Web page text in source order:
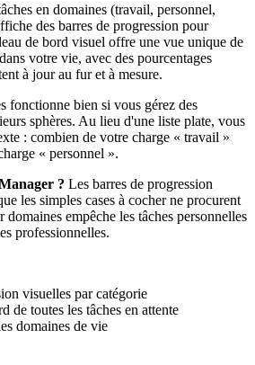
en domaines (travail, personnel,
des barres de progression pour
de bord visuel offre une vue unique de
votre vie, avec des pourcentages
à jour au fur et à mesure.
fonctionne bien si vous gérez des
sphères. Au lieu d'une liste plate, vous
: combien de votre charge « travail »
« personnel ».
? Les barres de progression
les simples cases à cocher ne procurent
domaines empêche les tâches personnelles
professionnelles.
visuelles par catégorie
de toutes les tâches en attente
domaines de vie